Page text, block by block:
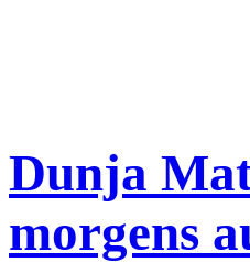
Dunja
morgens